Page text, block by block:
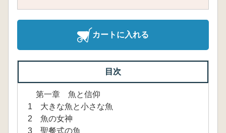
カートに入れる
目次
第一章 魚と信仰
1 大きな魚と小さな魚
2 魚の女神
3 聖餐式の魚